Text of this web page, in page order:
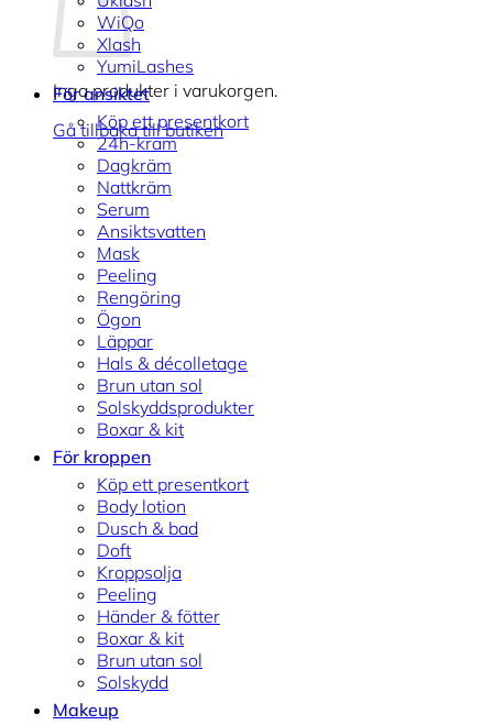
Inga produkter i varukorgen.
Gå tillbaka till butiken
WiQo
Xlash
YumiLashes
För ansiktet
Köp ett presentkort
24h-kräm
Dagkräm
Nattkräm
Serum
Ansiktsvatten
Mask
Peeling
Rengöring
Ögon
Läppar
Hals & décolletage
Brun utan sol
Solskyddsprodukter
Boxar & kit
För kroppen
Köp ett presentkort
Body lotion
Dusch & bad
Doft
Kroppsolja
Peeling
Händer & fötter
Boxar & kit
Brun utan sol
Solskydd
Makeup